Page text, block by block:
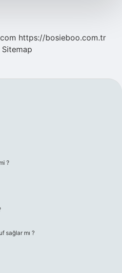
https://bosieboo.com.tr
Sitemap
?
sağlar mı ?